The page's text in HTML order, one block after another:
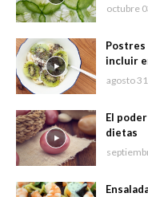
octubre
Postres
incluir
agosto
El
dietas